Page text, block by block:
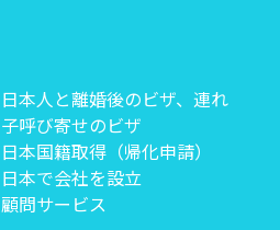
日本人と離婚後のビザ、連れ
子呼び寄せのビザ
日本国籍取得（帰化申請）
日本で会社を設立
顧問サービス